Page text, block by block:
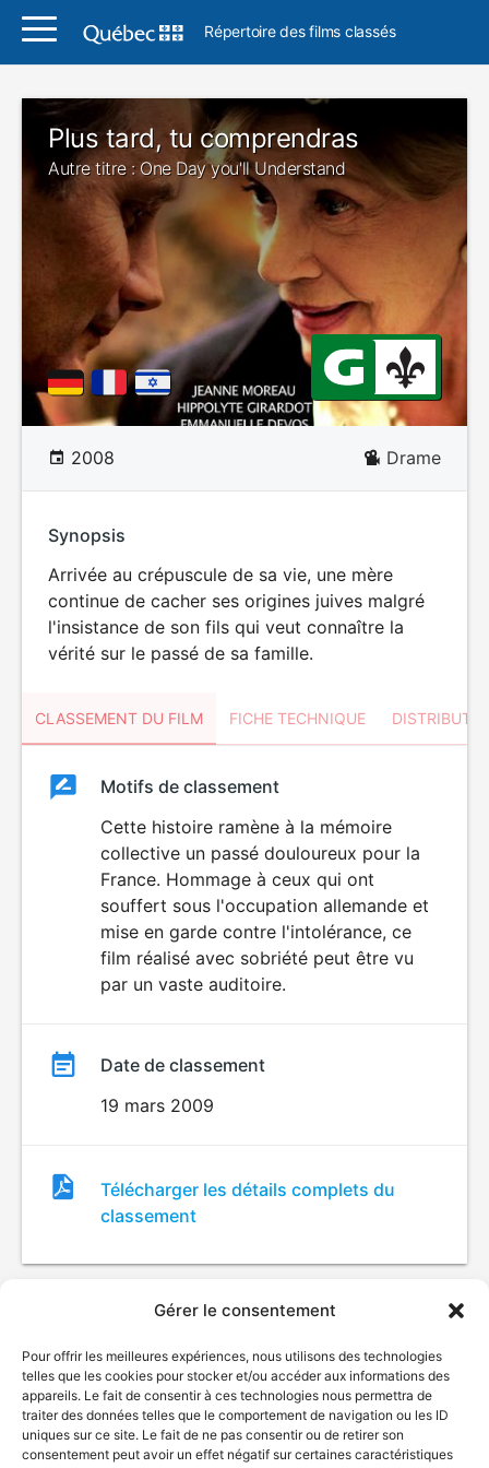
Gérer le consentement
Pour offrir les meilleures expériences, nous utilisons des technologies
telles que les cookies pour stocker et/ou accéder aux informations des
appareils. Le fait de consentir à ces technologies nous permettra de
traiter des données telles que le comportement de navigation ou les ID
uniques sur ce site. Le fait de ne pas consentir ou de retirer son
consentement peut avoir un effet négatif sur certaines caractéristiques
Répertoire des films classés
Plus tard, tu comprendras
Autre titre : One Day you'll Understand
2008 Drame
Synopsis
Arrivée au crépuscule de sa vie, une mère
continue de cacher ses origines juives malgré
l'insistance de son fils qui veut connaître la
vérité sur le passé de sa famille.
CLASSEMENT DU FILM FICHE TECHNIQUE
ClassementClassement
Motifs de classement
Cette histoire ramène à la mémoire
collective un passé douloureux pour la
France. Hommage à ceux qui ont
souffert sous l'occupation allemande et
mise en garde contre l'intolérance, ce
film réalisé avec sobriété peut être vu
par un vaste auditoire.
Date de classement
19 mars 2009
Fichier
de
classement
Télécharger les détails complets du
classement
© Gouvernement du Québec, 2026